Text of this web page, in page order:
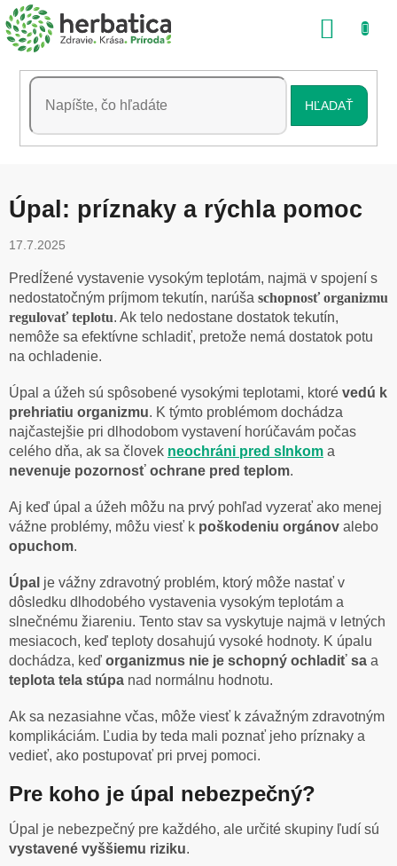
Prejsť
na
obsah
HĽADAŤ
Úpal: príznaky a rýchla pomoc
17.7.2025
Predĺžené vystavenie vysokým teplotám, najmä v spojení s
nedostatočným príjmom tekutín, narúša schopnosť organizmu
regulovať teplotu. Ak telo nedostane dostatok tekutín,
nemôže sa efektívne schladiť, pretože nemá dostatok potu
na ochladenie.
Úpal a úžeh sú spôsobené vysokými teplotami, ktoré vedú k
prehriatiu organizmu. K týmto problémom dochádza
najčastejšie pri dlhodobom vystavení horúčavám počas
celého dňa, ak sa človek neochráni pred slnkom a
nevenuje pozornosť ochrane pred teplom.
Aj keď úpal a úžeh môžu na prvý pohľad vyzerať ako menej
vážne problémy, môžu viesť k poškodeniu orgánov alebo
opuchom.
Úpal je vážny zdravotný problém, ktorý môže nastať v
dôsledku dlhodobého vystavenia vysokým teplotám a
slnečnému žiareniu. Tento stav sa vyskytuje najmä v letných
mesiacoch, keď teploty dosahujú vysoké hodnoty. K úpalu
dochádza, keď organizmus nie je schopný ochladiť sa a
teplota tela stúpa nad normálnu hodnotu.
Ak sa nezasiahne včas, môže viesť k závažným zdravotným
komplikáciám. Ľudia by teda mali poznať jeho príznaky a
vedieť, ako postupovať pri prvej pomoci.
Pre koho je úpal nebezpečný?
Úpal je nebezpečný pre každého, ale určité skupiny ľudí sú
vystavené vyššiemu riziku.